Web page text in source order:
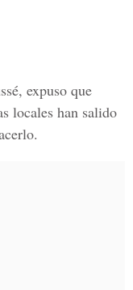
expuso que
locales han salido